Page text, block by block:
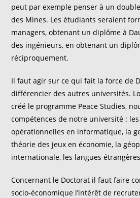
peut par exemple penser à un
des Mines. Les étudiants seraient
managers, obtenant un diplôme à
des ingénieurs, en obtenant un
réciproquement.
Il faut agir sur ce qui fait la force de
différencier des autres universités.
créé le programme Peace Studies,
compétences de notre université :
opérationnelles en informatique, la
théorie des jeux en économie, la
internationale, les langues
Concernant le Doctorat il faut faire
socio-économique l’intérêt de